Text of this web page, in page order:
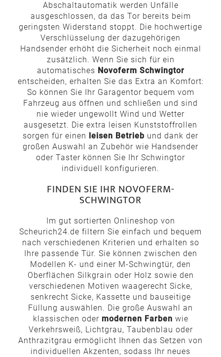
Abschaltautomatik werden Unfälle
ausgeschlossen, da das Tor bereits beim
geringsten Widerstand stoppt. Die hochwertige
Verschlüsselung der dazugehörigen
Handsender erhöht die Sicherheit noch einmal
zusätzlich. Wenn Sie sich für ein
automatisches Novoferm Schwingtor
entscheiden, erhalten Sie das Extra an Komfort:
So können Sie Ihr Garagentor bequem vom
Fahrzeug aus öffnen und schließen und sind
nie wieder ungewollt Wind und Wetter
ausgesetzt. Die extra leisen Kunststoffrollen
sorgen für einen leisen Betrieb und dank der
großen Auswahl an Zubehör wie Handsender
oder Taster können Sie Ihr Schwingtor
individuell konfigurieren.
FINDEN SIE IHR NOVOFERM-
SCHWINGTOR
Im gut sortierten Onlineshop von
Scheurich24.de filtern Sie einfach und bequem
nach verschiedenen Kriterien und erhalten so
Ihre passende Tür. Sie können zwischen den
Modellen K- und einer M-Schwingtür, den
Oberflächen Silkgrain oder Holz sowie den
verschiedenen Motiven waagerecht Sicke,
senkrecht Sicke, Kassette und bauseitige
Füllung auswählen. Die große Auswahl an
klassischen oder modernen Farben wie
Verkehrsweiß, Lichtgrau, Taubenblau oder
Anthrazitgrau ermöglicht Ihnen das Setzen von
individuellen Akzenten, sodass Ihr neues